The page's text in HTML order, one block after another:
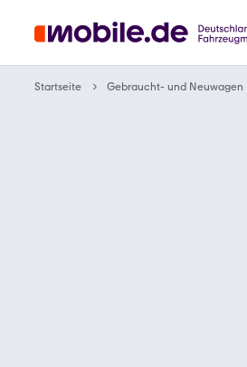
Startseite Gebraucht- und Neuwagen